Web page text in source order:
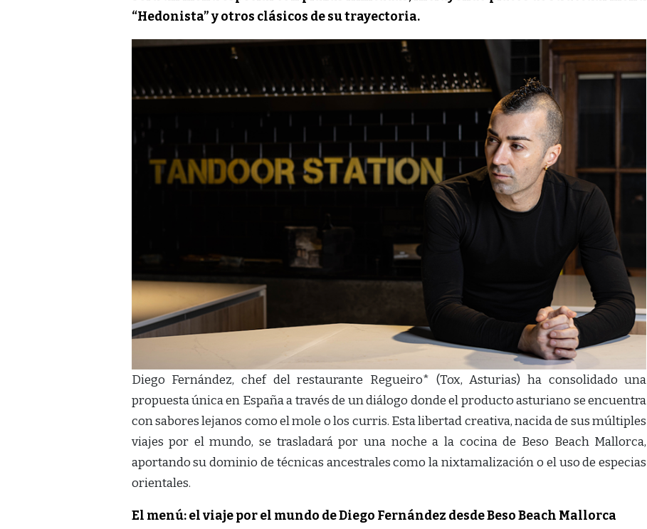
“Hedonista” y otros clásicos de su trayectoria.
Diego Fernández, chef del restaurante Regueiro* (Tox, Asturias) ha consolidado una
propuesta única en España a través de un diálogo donde el producto asturiano se encuentra
con sabores lejanos como el mole o los curris. Esta libertad creativa, nacida de sus múltiples
viajes por el mundo, se trasladará por una noche a la cocina de Beso Beach Mallorca,
aportando su dominio de técnicas ancestrales como la nixtamalización o el uso de especias
orientales.
El menú: el viaje por el mundo de Diego Fernández desde Beso Beach Mallorca